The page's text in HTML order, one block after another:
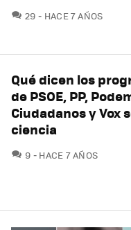
29 COMENTARIOS
HACE 7 AÑOS
Qué dicen los
de PSOE, PP,
Ciudadanos y Vox
ciencia
9 COMENTARIOS
HACE 7 AÑOS